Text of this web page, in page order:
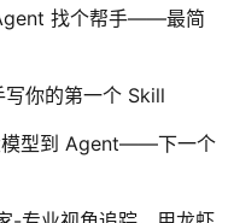
找个帮手——最简
你的第一个 Skill
模型到 Agent——下一个